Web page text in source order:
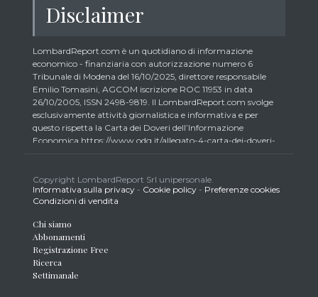
Disclaimer
LombardReport.com è un quotidiano di informazione
economico - finanziaria con autorizzazione numero 6
Tribunale di Modena del 16/10/2025, direttore responsabile
Emilio Tomasini, AGCOM iscrizione ROC 11953 in data
26/10/2005, ISSN 2498-9819. Il LombardReport.com svolge
esclusivamente attività giornalistica e informativa e per
questo rispetta la Carta dei Doveri dell’Informazione
Economica https://www.odg.it/allegato-4-carta-dei-doveri-
essere consapevoli che i collaboratori di LombardReport.com
iscritti all’Ordine dei Giornalisti non possono detenere i titoli
oggetto dei loro articoli mentre i collaboratori non giornalisti
trader retail e comunque inferiori allo 0,5% del capitale, gli
strumenti finanziari oggetto dei loro articoli creando così un
potenziale conflitto di interesse con i lettori stessi. L’accesso al
presente sito implica la conoscenza e la piena accettazione
delle presenti informazioni legali, dei Termini d’Uso del sito
Copyright LombardReport Srl unipersonale.
Informativa sulla privacy - Cookie policy - Preferenze cookies
Condizioni di vendita
Chi siamo
Abbonamenti
Registrazione Free
Ricerca
Settimanale